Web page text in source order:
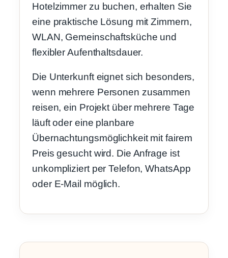
Hotelzimmer zu buchen, erhalten Sie
eine praktische Lösung mit Zimmern,
WLAN, Gemeinschaftsküche und
flexibler Aufenthaltsdauer.
Die Unterkunft eignet sich besonders,
wenn mehrere Personen zusammen
reisen, ein Projekt über mehrere Tage
läuft oder eine planbare
Übernachtungsmöglichkeit mit fairem
Preis gesucht wird. Die Anfrage ist
unkompliziert per Telefon, WhatsApp
oder E-Mail möglich.